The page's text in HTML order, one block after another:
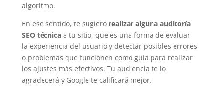
algoritmo.
En ese sentido, te sugierorealizar alguna auditoría
SEO técnica a tu sitio, que es una forma de evaluar
la experiencia del usuario y detectar posibles errores
o problemas que funcionen como guía para realizar
los ajustes más efectivos. Tu audiencia te lo
agradecerá y Google te calificará mejor.